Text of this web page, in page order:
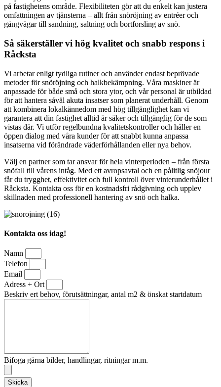
på fastighetens område. Flexibiliteten gör att du enkelt kan justera
omfattningen av tjänsterna – allt från snöröjning av entréer och
gångvägar till sandning, saltning och bortforsling av snö.
Så säkerställer vi hög kvalitet och snabb respons i
Råcksta
Vi arbetar enligt tydliga rutiner och använder endast beprövade
metoder för snöröjning och halkbekämpning. Våra maskiner är
anpassade för både små och stora ytor, och vår personal är utbildad
för att hantera såväl akuta insatser som planerat underhåll. Genom
att kombinera lokalkännedom med hög tillgänglighet kan vi
garantera att din fastighet alltid är säker och tillgänglig för de som
vistas där. Vi utför regelbundna kvalitetskontroller och håller en
öppen dialog med våra kunder för att snabbt kunna anpassa
insatserna vid förändrade väderförhållanden eller nya behov.
Välj en partner som tar ansvar för hela vinterperioden – från första
snöfall till vårens intåg. Med ett avropsavtal och en pålitlig snöjour
får du trygghet, effektivitet och full kontroll över vinterunderhållet i
Råcksta. Kontakta oss för en kostnadsfri rådgivning och upplev
skillnaden med professionell hantering av snö och halka.
Kontakta oss idag!
Namn
Telefon
Email
Adress + Ort
Beskriv ert behov, förutsättningar, antal m2 & önskat startdatum
Bifoga gärna bilder, handlingar, ritningar m.m.
Skicka